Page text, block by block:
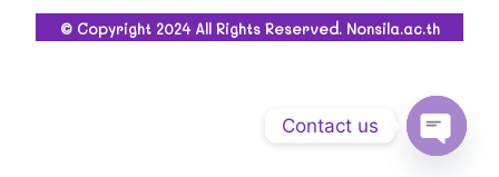
© Copyright 2024 All Rights Reserved. Nonsila.ac.th
Contact us